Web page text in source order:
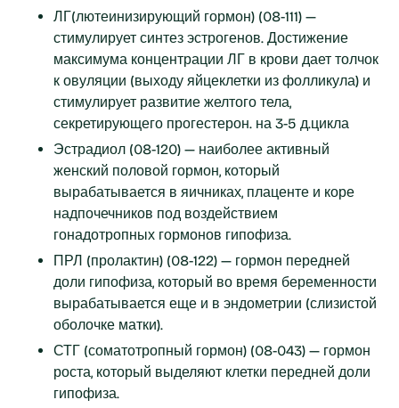
ЛГ(лютеинизирующий гормон) (08-111) —
стимулирует синтез эстрогенов. Достижение
максимума концентрации ЛГ в крови дает толчок
к овуляции (выходу яйцеклетки из фолликула) и
стимулирует развитие желтого тела,
секретирующего прогестерон. на 3-5 д.цикла
Эстрадиол (08-120) — наиболее активный
женский половой гормон, который
вырабатывается в яичниках, плаценте и коре
надпочечников под воздействием
гонадотропных гормонов гипофиза.
ПРЛ (пролактин) (08-122) — гормон передней
доли гипофиза, который во время беременности
вырабатывается еще и в эндометрии (слизистой
оболочке матки).
СТГ (соматотропный гормон) (08-043) — гормон
роста, который выделяют клетки передней доли
гипофиза.